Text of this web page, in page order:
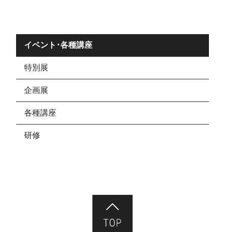
イベント･各種講座
特別展
企画展
各種講座
研修